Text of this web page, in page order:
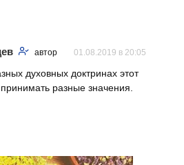
автор 01.08.2019 в 20:05
духовных доктринах этот
разные значения.